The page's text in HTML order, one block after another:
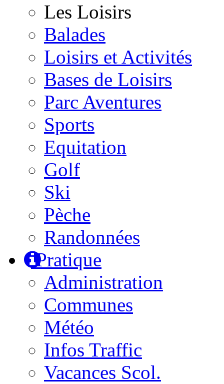
Les Loisirs
Balades
Loisirs et Activités
Bases de Loisirs
Parc Aventures
Sports
Equitation
Golf
Ski
Pèche
Randonnées
Pratique
Administration
Communes
Météo
Infos Traffic
Vacances Scol.